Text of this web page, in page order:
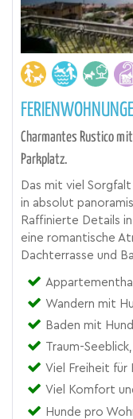
Charmantes Rustico
Parkplatz.
Das mit viel
in absolut
Raffinierte Details
eine romantische
Dachterrasse und
Wandern mit
Baden mit
Traum-
Viel Freiheit für
Viel Komfort
Hunde pro